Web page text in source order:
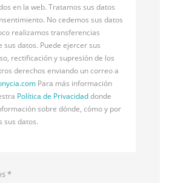
en la web. Tratamos sus datos
No cedemos sus datos
realizamos transferencias
sus datos. Puede ejercer sus
rectificación y supresión de los
derechos enviando un correo a
Para más información
Política de Privacidaddonde
sobre dónde, cómo y por
sus datos.
*